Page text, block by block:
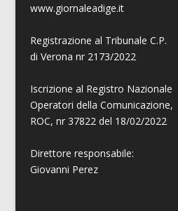
www.giornaleadige.it
Registrazione al Tribunale C.P.
di Verona nr 2173/2022
Iscrizione al Registro Nazionale
Operatori della Comunicazione,
ROC, nr 37822 del 18/02/2022
Direttore responsabile:
Giovanni Perez